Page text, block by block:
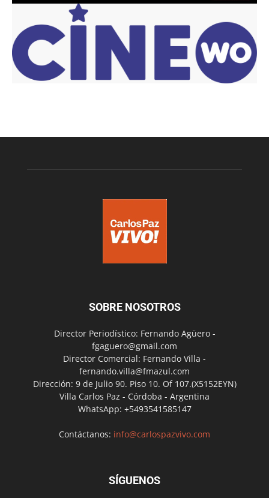
SOBRE NOSOTROS
Director Periodístico: Fernando Agüero -
fgaguero@gmail.com
Director Comercial: Fernando Villa -
fernando.villa@fmazul.com
Dirección: 9 de Julio 90. Piso 10. Of 107.(X5152EYN)
Villa Carlos Paz - Córdoba - Argentina
WhatsApp: +5493541585147
Contáctanos: info@carlospazvivo.com
SÍGUENOS